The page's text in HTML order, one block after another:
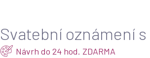
Svatební oznámení
Návrh do 24 hod. ZDARMA